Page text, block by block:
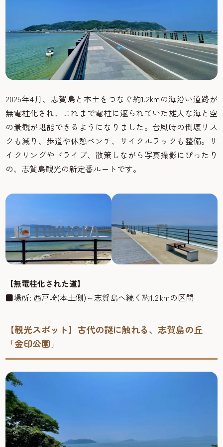
2025年4月、志賀島と本土をつなぐ約1.2kmの海沿い道路が
無電柱化され、これまで電柱に遮られていた雄大な海と空
の景観が堪能できるようになりました。台風時の倒壊リス
クも減り、歩道や休憩ベンチ、サイクルラックも整備。サ
イクリングやドライブ、散策しながら写真撮影にぴったり
の、志賀島観光の新定番ルートです。
【無電柱化された道】
■場所: 西戸崎(本土側)～志賀島へ続く約1.2 kmの区間
【観光スポット】古代の謎に触れる、志賀島の丘
「金印公園」